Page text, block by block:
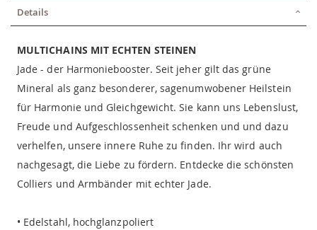
Details
MULTICHAINS MIT ECHTEN STEINEN
Jade - der Harmoniebooster. Seit jeher gilt das grüne
Mineral als ganz besonderer, sagenumwobener Heilstein
für Harmonie und Gleichgewicht. Sie kann uns Lebenslust,
Freude und Aufgeschlossenheit schenken und und dazu
verhelfen, unsere innere Ruhe zu finden. Ihr wird auch
nachgesagt, die Liebe zu fördern. Entdecke die schönsten
Colliers und Armbänder mit echter Jade.
• Edelstahl, hochglanzpoliert